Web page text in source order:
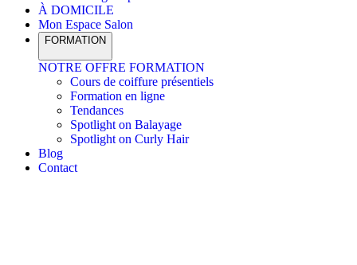
À DOMICILE
Mon Espace Salon
FORMATION
NOTRE OFFRE FORMATION
Cours de coiffure présentiels
Formation en ligne
Tendances
Spotlight on Balayage
Spotlight on Curly Hair
Blog
Contact